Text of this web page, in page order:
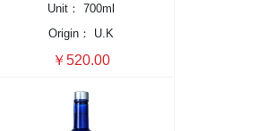
Unit： 700ml
Origin：
U.K
￥520.00